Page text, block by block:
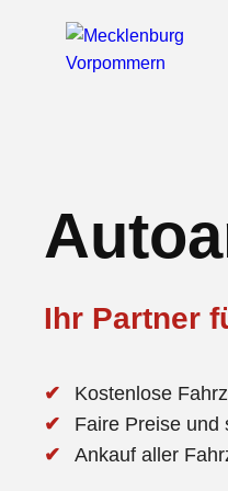
Ihr Partner
Kostenlose
Faire Preise und
Ankauf aller